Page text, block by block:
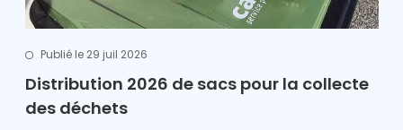
Publié le 29 juil 2026
Distribution 2026 de sacs pour la collecte
des déchets